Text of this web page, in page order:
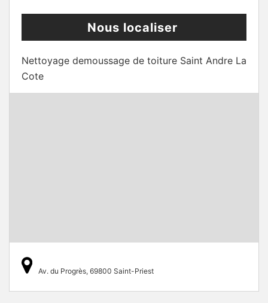
Nous localiser
Nettoyage demoussage de toiture Saint Andre La
Cote
Av. du Progrès, 69800 Saint-Priest